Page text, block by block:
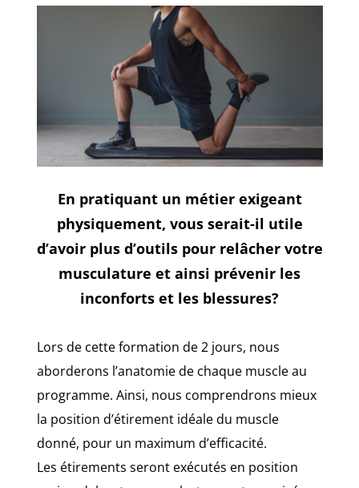
En pratiquant un métier exigeant
physiquement, vous serait-il utile
d’avoir plus d’outils pour relâcher votre
musculature et ainsi prévenir les
inconforts et les blessures?
Lors de cette formation de 2 jours, nous
aborderons l’anatomie de chaque muscle au
programme. Ainsi, nous comprendrons mieux
la position d’étirement idéale du muscle
donné, pour un maximum d’efficacité.
Les étirements seront exécutés en position